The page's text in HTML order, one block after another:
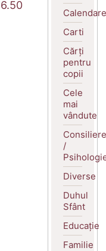
Calendare
Carti
Cărți
pentru
copii
Cele
mai
vândute
Consiliere
/
Diverse
Duhul
Sfânt
Educație
Familie